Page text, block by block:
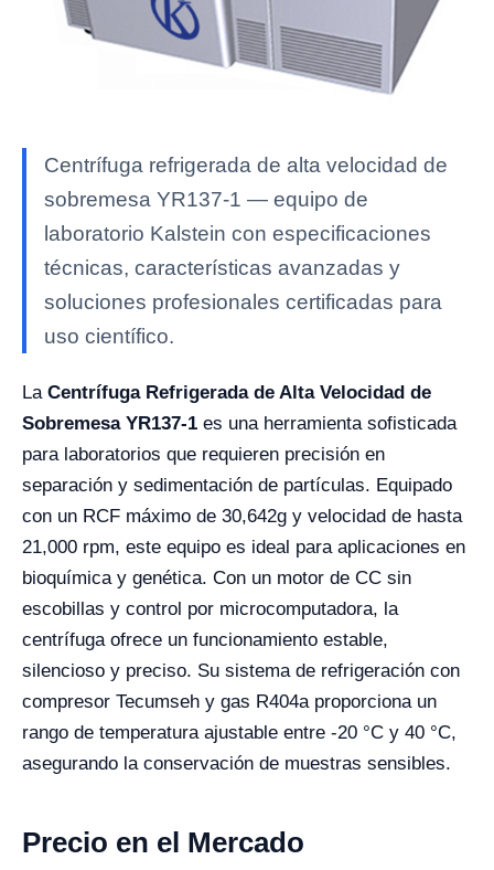
Centrífuga refrigerada de alta velocidad de
sobremesa YR137-1 — equipo de
laboratorio Kalstein con especificaciones
técnicas, características avanzadas y
soluciones profesionales certificadas para
uso científico.
La Centrífuga Refrigerada de Alta Velocidad de
Sobremesa YR137-1 es una herramienta sofisticada
para laboratorios que requieren precisión en
separación y sedimentación de partículas. Equipado
con un RCF máximo de 30,642g y velocidad de hasta
21,000 rpm, este equipo es ideal para aplicaciones en
bioquímica y genética. Con un motor de CC sin
escobillas y control por microcomputadora, la
centrífuga ofrece un funcionamiento estable,
silencioso y preciso. Su sistema de refrigeración con
compresor Tecumseh y gas R404a proporciona un
rango de temperatura ajustable entre -20 °C y 40 °C,
asegurando la conservación de muestras sensibles.
Precio en el Mercado